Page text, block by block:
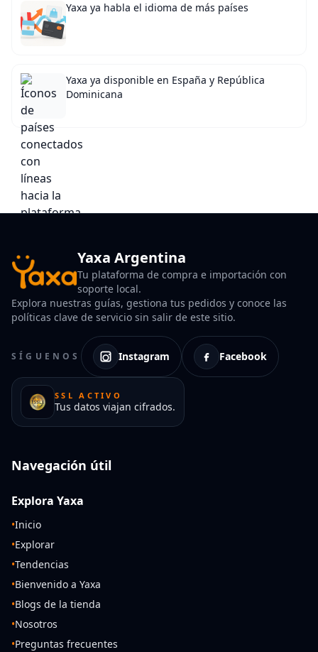
Yaxa ya habla el idioma de más países
Yaxa ya disponible en España y República
Dominicana
Yaxa Argentina
Tu plataforma de compra e importación con
soporte local.
Explora nuestras guías, gestiona tus pedidos y conoce las
políticas clave de servicio sin salir de este sitio.
SÍGUENOS Instagram Facebook
SSL ACTIVO
Tus datos viajan cifrados.
Navegación útil
Explora Yaxa
•Inicio
•Explorar
•Tendencias
•Bienvenido a Yaxa
•Blogs de la tienda
•Nosotros
•Preguntas frecuentes